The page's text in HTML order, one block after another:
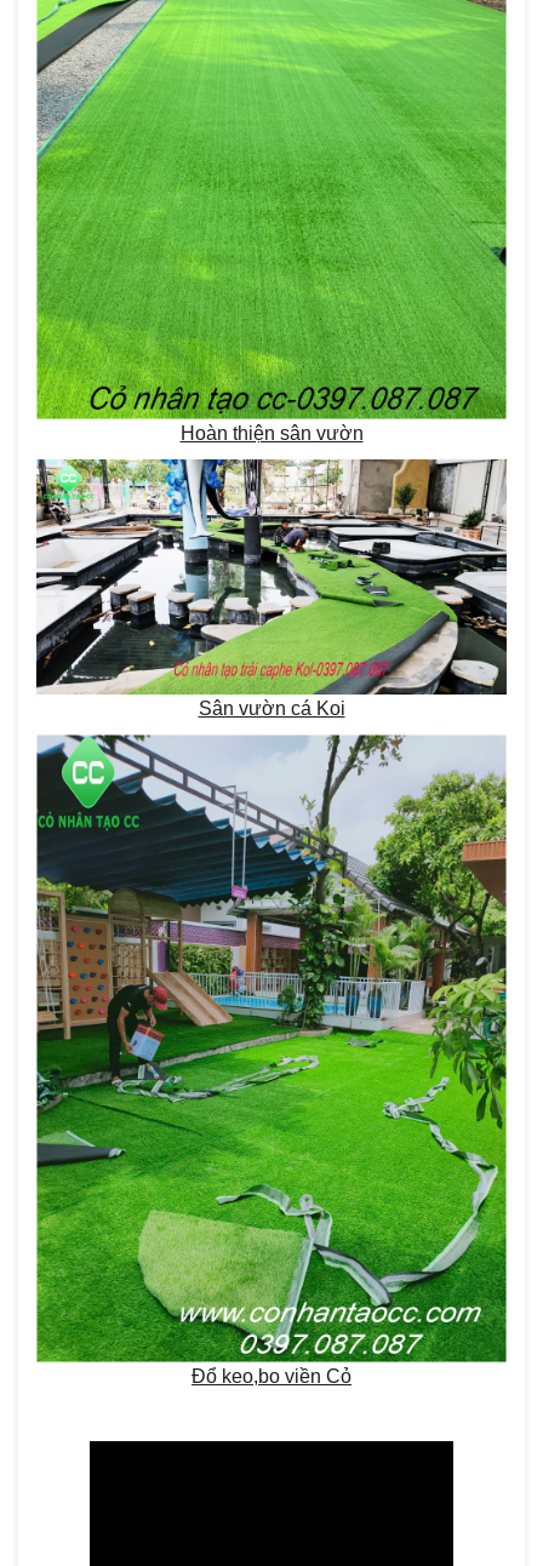
Hoàn thiện sân vườn
Sân vườn cá Koi
Đổ keo,bo viền Cỏ